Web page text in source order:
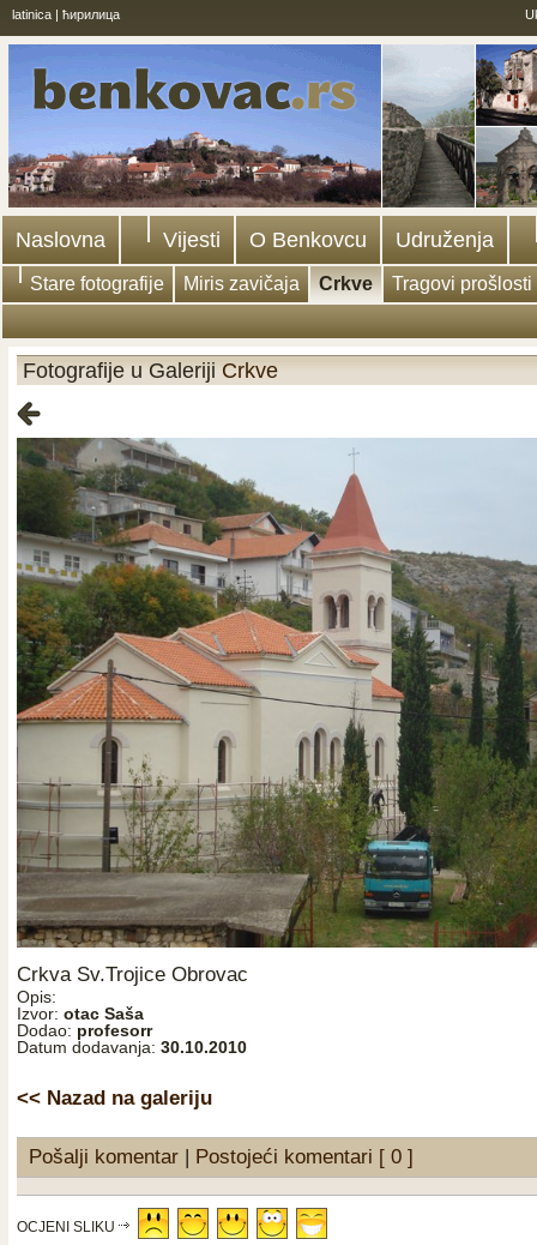
latinica | ћирилица
Naslovna Vijesti O Benkovcu Udruženja
Stare fotografije Miris zavičaja Crkve Tragovi prošlosti
Fotografije u Galeriji Crkve
Crkva Sv.Trojice Obrovac
Opis:
Izvor: otac Saša
Dodao: profesorr
Datum dodavanja: 30.10.2010
<< Nazad na galeriju
Pošalji komentar | Postojeći komentari [ 0 ]
OCJENI SLIKU